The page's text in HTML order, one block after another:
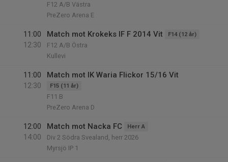
F12 A/B Västra
PreZero Arena E
11:00
12:30
Match mot Krokeks IF F 2014 Vit F14 (12 år)
F12 A/B Östra
Kullevi
11:00
12:30
Match mot IK Waria Flickor 15/16 Vit
F15 (11 år)
F11 B
PreZero Arena D
12:00
14:00
Match mot Nacka FC Herr A
Div 2 Södra Svealand, herr 2026
Myrsjö IP 1